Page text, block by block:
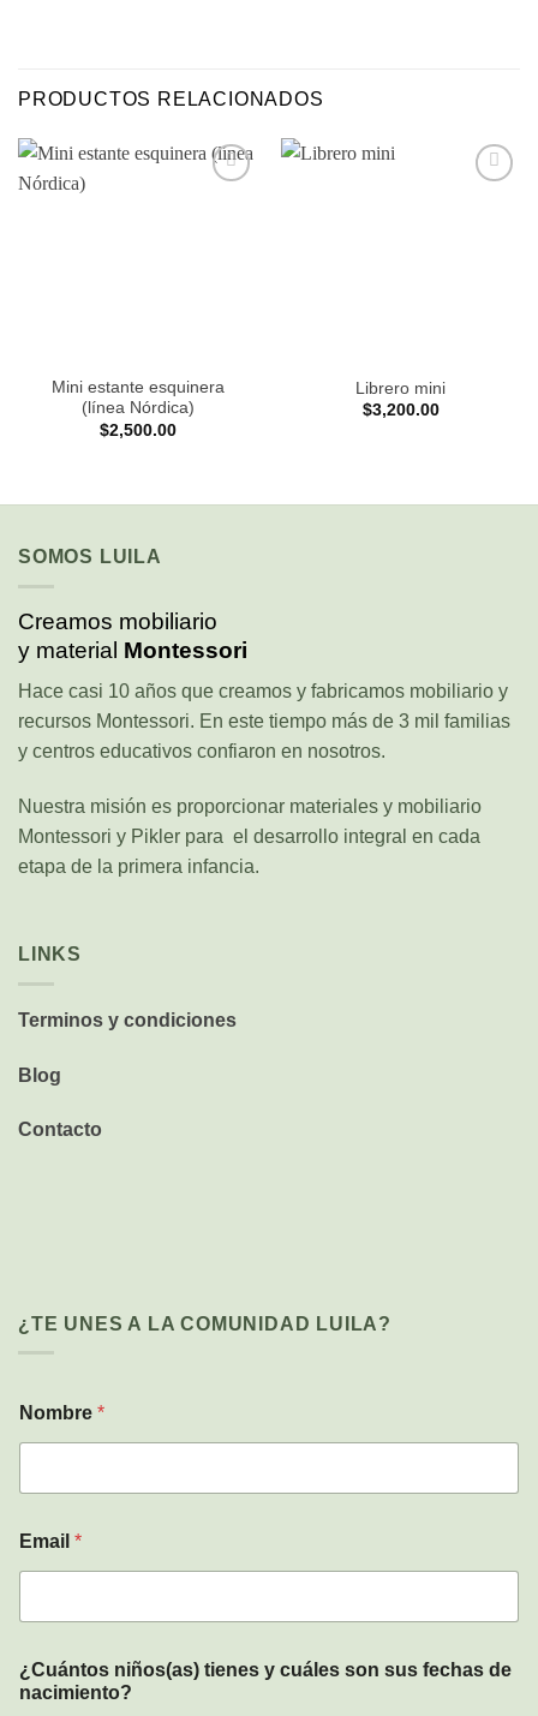
PRODUCTOS RELACIONADOS
Mini estante esquinera
(línea Nórdica)
$2,500.00
Librero mini
$3,200.00
SOMOS LUILA
Creamos mobiliario
y material Montessori
Hace casi 10 años que creamos y fabricamos mobiliario y
recursos Montessori. En este tiempo más de 3 mil familias
y centros educativos confiaron en nosotros.
Nuestra misión es proporcionar materiales y mobiliario
Montessori y Pikler para el desarrollo integral en cada
etapa de la primera infancia.
LINKS
Terminos y condiciones
Blog
Contacto
¿TE UNES A LA COMUNIDAD LUILA?
Nombre *
Email *
a
c
¿Cuántos niños(as) tienes y cuáles son sus fechas de
nacimiento?